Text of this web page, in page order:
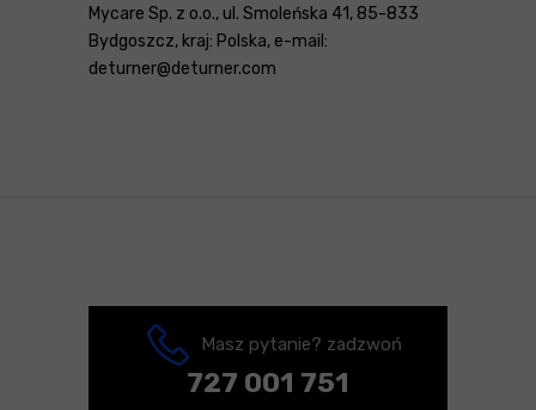
Mycare Sp. z o.o., ul. Smoleńska 41, 85-833
Bydgoszcz, kraj: Polska, e-mail:
deturner@deturner.com
Masz pytanie? zadzwoń
727 001 751